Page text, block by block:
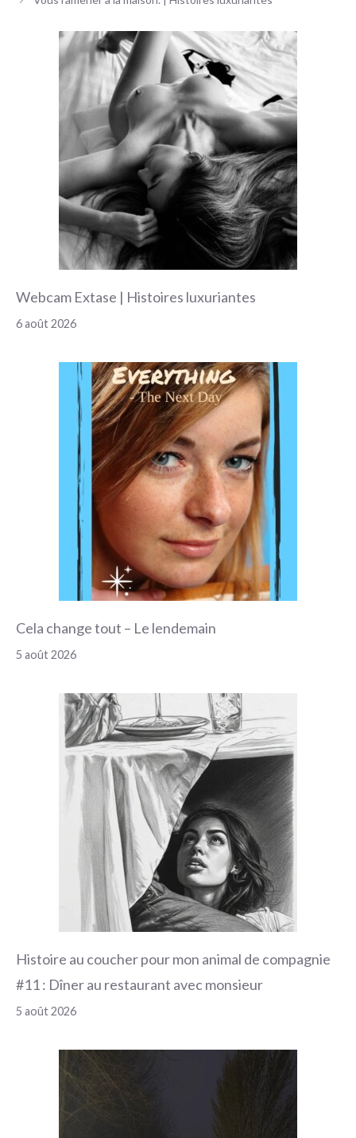
Webcam Extase | Histoires luxuriantes
6 août 2026
Cela change tout – Le lendemain
5 août 2026
Histoire au coucher pour mon animal de compagnie
#11 : Dîner au restaurant avec monsieur
5 août 2026